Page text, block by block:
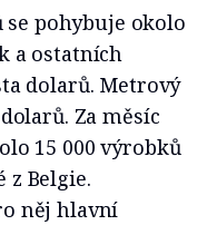
se pohybuje okolo
a ostatních
dolarů. Metrový
Za měsíc
15 000 výrobků
z Belgie.
něj hlavní